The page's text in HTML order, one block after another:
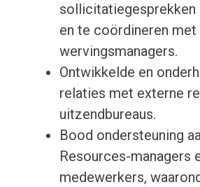
sollicitatiegesprekken
en te coördineren met
wervingsmanagers.
Ontwikkelde en
relaties met externe
uitzendbureaus.
Bood ondersteuning
Resources-managers
medewerkers,